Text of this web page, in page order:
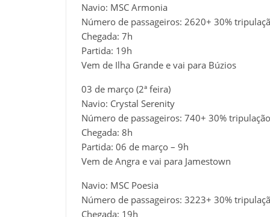
Navio: MSC Armonia
Número de passageiros: 2620+ 30%
Chegada: 7h
Partida: 19h
Vem de Ilha Grande e vai para Búzios
03 de março (2ª feira)
Navio: Crystal Serenity
Número de passageiros: 740+ 30% tripulação
Chegada: 8h
Partida: 06 de março – 9h
Vem de Angra e vai para Jamestown
Navio: MSC Poesia
Número de passageiros: 3223+ 30%
Chegada: 19h